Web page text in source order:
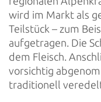
wird im Markt als
Teilstück – zum
aufgetragen. Die
dem Fleisch.
vorsichtig
traditionell